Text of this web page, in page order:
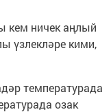
кем ничек аңлый
үзлекләре кими,
температурада
озак